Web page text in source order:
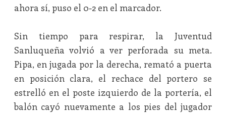
ahora sí, puso el 0-2 en el marcador.
Sin tiempo para respirar, la Juventud
Sanluqueña volvió a ver perforada su meta.
Pipa, en jugada por la derecha, remató a puerta
en posición clara, el rechace del portero se
estrelló en el poste izquierdo de la portería, el
balón cayó nuevamente a los pies del jugador